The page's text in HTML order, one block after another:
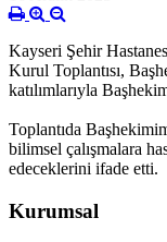
Kayseri Şehir
Kurul Toplantısı,
katılımlarıyla
Toplantıda
bilimsel çalışmalara
edeceklerini ifade etti.
Kurumsal